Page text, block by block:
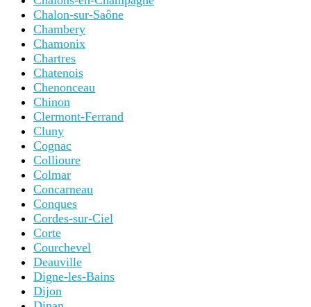
Chalon-sur-Saône
Chambery
Chamonix
Chartres
Chatenois
Chenonceau
Chinon
Clermont-Ferrand
Cluny
Cognac
Collioure
Colmar
Concarneau
Conques
Cordes-sur-Ciel
Corte
Courchevel
Deauville
Digne-les-Bains
Dijon